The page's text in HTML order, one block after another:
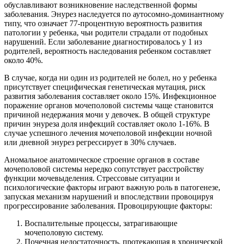
обуславливают возникновение наследственной формы
заболевания. Энурез наследуется по аутосомно-доминантному
типу, что означает 77-процентную вероятность развития
патологии у ребенка, чьи родители страдали от подобных
нарушений. Если заболевание диагностировалось у 1 из
родителей, вероятность наследования ребенком составляет
около 40%.
В случае, когда ни один из родителей не болел, но у ребенка
присутствует специфическая генетическая мутация, риск
развития заболевания составляет около 15%. Инфекционное
поражение органов мочеполовой системы чаще становится
причиной недержания мочи у девочек. В общей структуре
причин энуреза доля инфекций составляет около 1-16%. В
случае успешного лечения мочеполовой инфекции ночной
или дневной энурез регрессирует в 30% случаев.
Аномальное анатомическое строение органов в составе
мочеполовой системы нередко сопутствует расстройству
функции мочевыделения. Стрессовые ситуации и
психологические факторы играют важную роль в патогенезе,
запуская механизм нарушений и впоследствии провоцируя
прогрессирование заболевания. Провоцирующие факторы:
Воспалительные процессы, затрагивающие
мочеполовую систему.
Почечная недостаточность, протекающая в хронической